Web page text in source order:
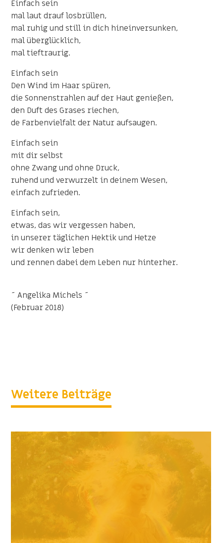
Einfach sein
mal laut drauf losbrüllen,
mal ruhig und still in dich hineinversunken,
mal überglücklich,
mal tieftraurig.
Einfach sein
Den Wind im Haar spüren,
die Sonnenstrahlen auf der Haut genießen,
den Duft des Grases riechen,
de Farbenvielfalt der Natur aufsaugen.
Einfach sein
mit dir selbst
ohne Zwang und ohne Druck,
ruhend und verwurzelt in deinem Wesen,
einfach zufrieden.
Einfach sein,
etwas, das wir vergessen haben,
in unserer täglichen Hektik und Hetze
wir denken wir leben
und rennen dabei dem Leben nur hinterher.
~ Angelika Michels ~
(Februar 2018)
Weitere Beiträge